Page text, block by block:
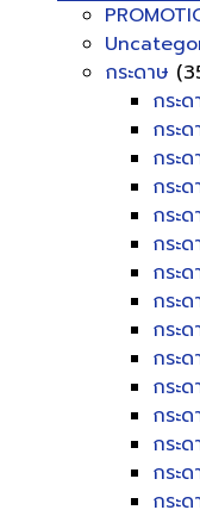
กระดาษ
กระ
กระ
กระ
กระ
กระ
กระ
กระ
กระด
กระ
กระ
กระ
กระ
กระด
กระ
กระ